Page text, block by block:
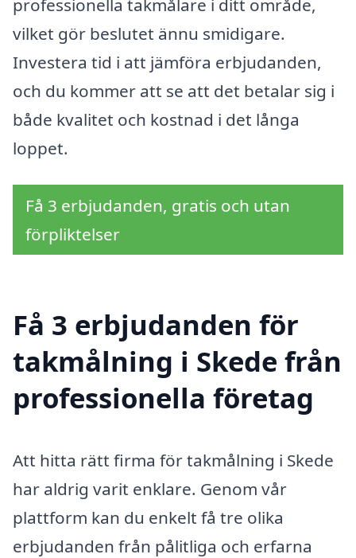
professionella takmålare i ditt område,
vilket gör beslutet ännu smidigare.
Investera tid i att jämföra erbjudanden,
och du kommer att se att det betalar sig i
både kvalitet och kostnad i det långa
loppet.
Få 3 erbjudanden, gratis och utan
förpliktelser
Få 3 erbjudanden för
takmålning i Skede från
professionella företag
Att hitta rätt firma för takmålning i Skede
har aldrig varit enklare. Genom vår
plattform kan du enkelt få tre olika
erbjudanden från pålitliga och erfarna